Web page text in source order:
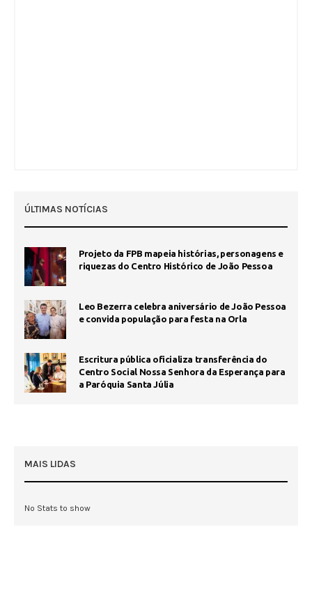
ÚLTIMAS NOTÍCIAS
Projeto da FPB mapeia histórias, personagens e
riquezas do Centro Histórico de João Pessoa
Leo Bezerra celebra aniversário de João Pessoa
e convida população para festa na Orla
Escritura pública oficializa transferência do
Centro Social Nossa Senhora da Esperança para
a Paróquia Santa Júlia
MAIS LIDAS
No Stats to show